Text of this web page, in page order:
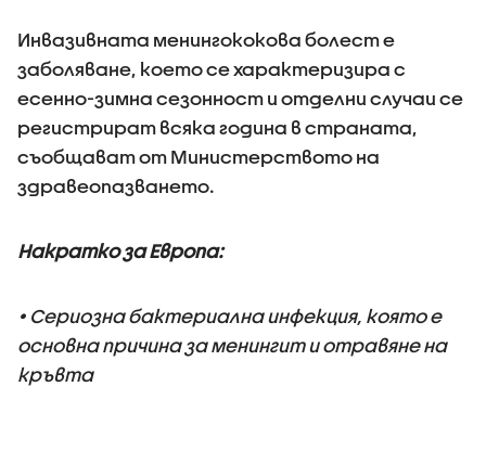
Инвазивната менингококова болест е
заболяване, което се характеризира с
есенно-зимна сезонност и отделни случаи се
регистрират всяка година в страната,
съобщават от Министерството на
здравеопазването.
Накратко за Европа:
• Сериозна бактериална инфекция, която е
основна причина за менингит и отравяне на
кръвта